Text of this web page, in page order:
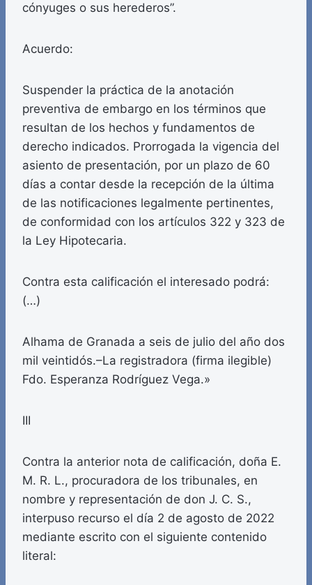
cónyuges o sus herederos”.
Acuerdo:
Suspender la práctica de la anotación
preventiva de embargo en los términos que
resultan de los hechos y fundamentos de
derecho indicados. Prorrogada la vigencia del
asiento de presentación, por un plazo de 60
días a contar desde la recepción de la última
de las notificaciones legalmente pertinentes,
de conformidad con los artículos 322 y 323 de
la Ley Hipotecaria.
Contra esta calificación el interesado podrá:
(…)
Alhama de Granada a seis de julio del año dos
mil veintidós.–La registradora (firma ilegible)
Fdo. Esperanza Rodríguez Vega.»
III
Contra la anterior nota de calificación, doña E.
M. R. L., procuradora de los tribunales, en
nombre y representación de don J. C. S.,
interpuso recurso el día 2 de agosto de 2022
mediante escrito con el siguiente contenido
literal: